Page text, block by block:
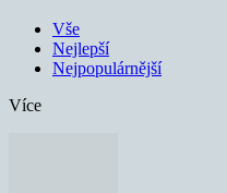
Vše
Nejlepší
Nejpopulárnější
Více